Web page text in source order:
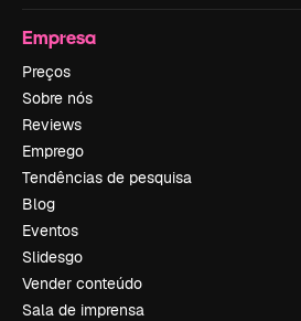
Empresa
Preços
Sobre nós
Reviews
Emprego
Tendências de pesquisa
Blog
Eventos
Slidesgo
Vender conteúdo
Sala de imprensa